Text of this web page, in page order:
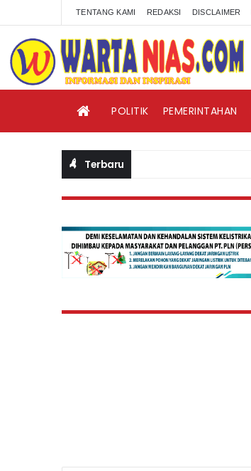
TENTANG KAMI REDAKSI DISCLAIMER
POLITIK PEMERINTAHAN
Terbaru